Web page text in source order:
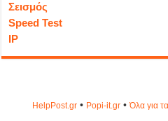
Σεισμός
Speed Test
IP
HelpPost.gr• Popi-it.gr•Όλα για